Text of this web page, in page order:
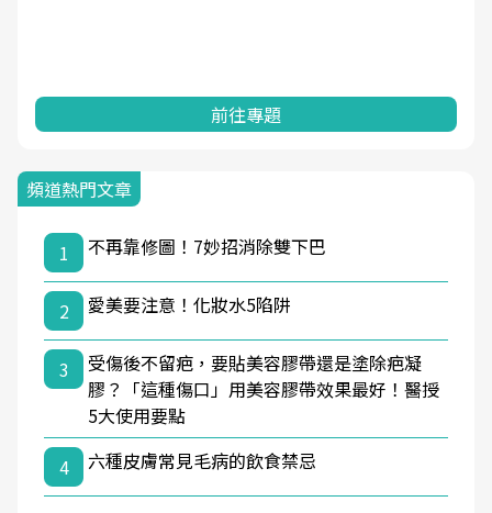
前往專題
頻道熱門文章
1 不再靠修圖！7妙招消除雙下巴
2 愛美要注意！化妝水5陷阱
3
受傷後不留疤，要貼美容膠帶還是塗除疤凝
膠？「這種傷口」用美容膠帶效果最好！醫授
5大使用要點
4
六種皮膚常見毛病的飲食禁忌